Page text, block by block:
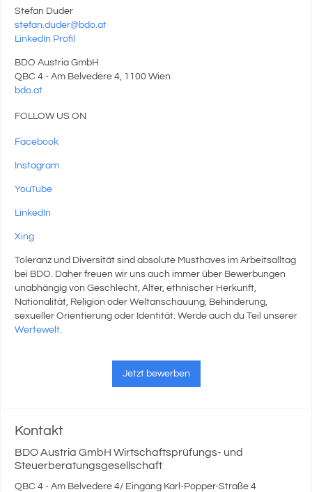
Stefan Duder
stefan.duder@bdo.at
LinkedIn Profil
BDO Austria GmbH
QBC 4 - Am Belvedere 4, 1100 Wien
bdo.at
FOLLOW US ON
Facebook
Instagram
YouTube
LinkedIn
Xing
Toleranz und Diversität sind absolute Musthaves im Arbeitsalltag
bei BDO. Daher freuen wir uns auch immer über Bewerbungen
unabhängig von Geschlecht, Alter, ethnischer Herkunft,
Nationalität, Religion oder Weltanschauung, Behinderung,
sexueller Orientierung oder Identität. Werde auch du Teil unserer
Wertewelt.
Jetzt bewerben
Kontakt
BDO Austria GmbH Wirtschaftsprüfungs- und
Steuerberatungsgesellschaft
QBC 4 - Am Belvedere 4/ Eingang Karl-Popper-Straße 4